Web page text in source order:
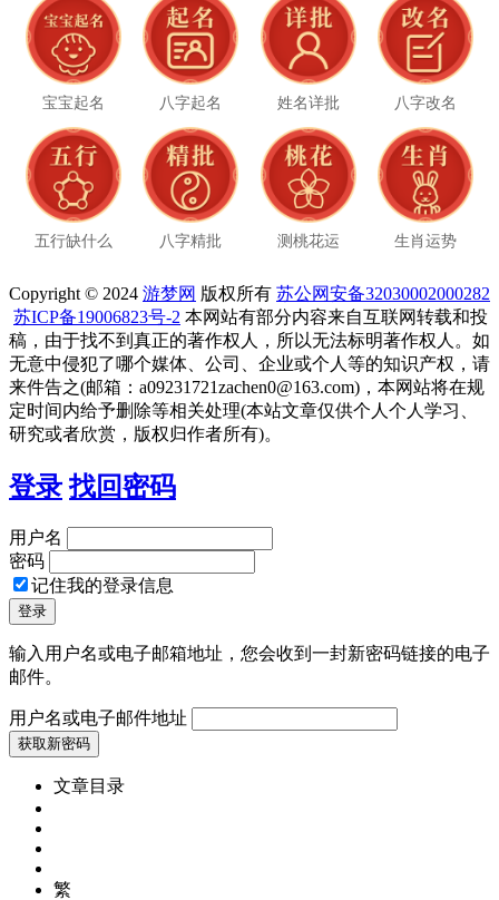
宝宝起名 八字起名 姓名详批 八字改名
五行缺什么 八字精批 测桃花运 生肖运势
Copyright © 2024 游梦网 版权所有 苏公网安备32030002000282
苏ICP备19006823号-2 本网站有部分内容来自互联网转载和投
稿，由于找不到真正的著作权人，所以无法标明著作权人。如
无意中侵犯了哪个媒体、公司、企业或个人等的知识产权，请
来件告之(邮箱：a09231721zachen0@163.com)，本网站将在规
定时间内给予删除等相关处理(本站文章仅供个人个人学习、
研究或者欣赏，版权归作者所有)。
登录 找回密码
用户名
密码
记住我的登录信息
输入用户名或电子邮箱地址，您会收到一封新密码链接的电子
邮件。
用户名或电子邮件地址
文章目录
繁